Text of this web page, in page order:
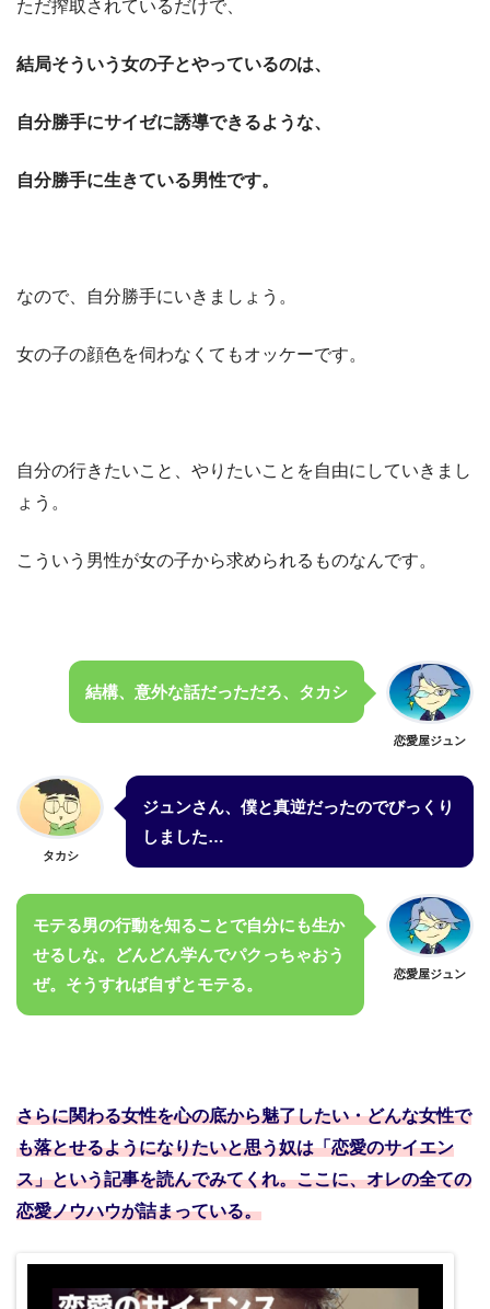
ただ搾取されているだけで、
結局そういう女の子とやっているのは、
自分勝手にサイゼに誘導できるような、
自分勝手に生きている男性です。
なので、自分勝手にいきましょう。
女の子の顔色を伺わなくてもオッケーです。
自分の行きたいこと、やりたいことを自由にしていきまし
ょう。
こういう男性が女の子から求められるものなんです。
結構、意外な話だっただろ、タカシ
恋愛屋ジュン
タカシ
ジュンさん、僕と真逆だったのでびっくり
しました…
モテる男の行動を知ることで自分にも生か
せるしな。どんどん学んでパクっちゃおう
ぜ。そうすれば自ずとモテる。
恋愛屋ジュン
さらに関わる女性を心の底から魅了したい・どんな女性で
も落とせるようになりたいと思う奴は「恋愛のサイエン
ス」という記事を読んでみてくれ。ここに、オレの全ての
恋愛ノウハウが詰まっている。